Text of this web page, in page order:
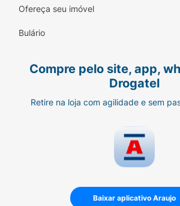
Ofereça seu imóvel
Bulário
Compre pelo site, app,
Drogatel
Retire na loja com agilidade e sem
Baixar aplicativo Araujo